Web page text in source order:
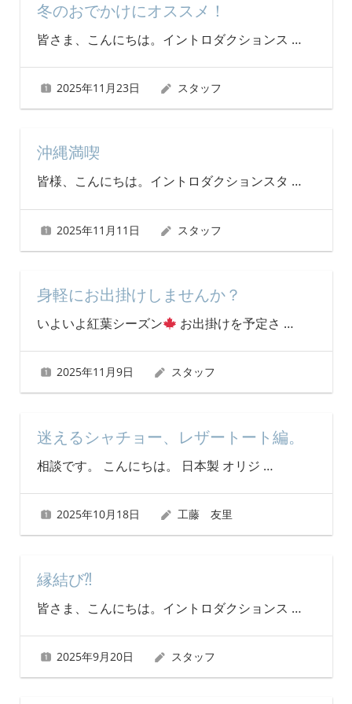
冬のおでかけにオススメ！
皆さま、こんにちは。イントロダクションス …
2025年11月23日 スタッフ
沖縄満喫
皆様、こんにちは。イントロダクションスタ …
2025年11月11日 スタッフ
身軽にお出掛けしませんか？
いよいよ紅葉シーズン お出掛けを予定さ …
2025年11月9日 スタッフ
迷えるシャチョー、レザートート編。
相談です。 こんにちは。 日本製 オリジ …
2025年10月18日 工藤 友里
縁結び⁈
皆さま、こんにちは。イントロダクションス …
2025年9月20日 スタッフ